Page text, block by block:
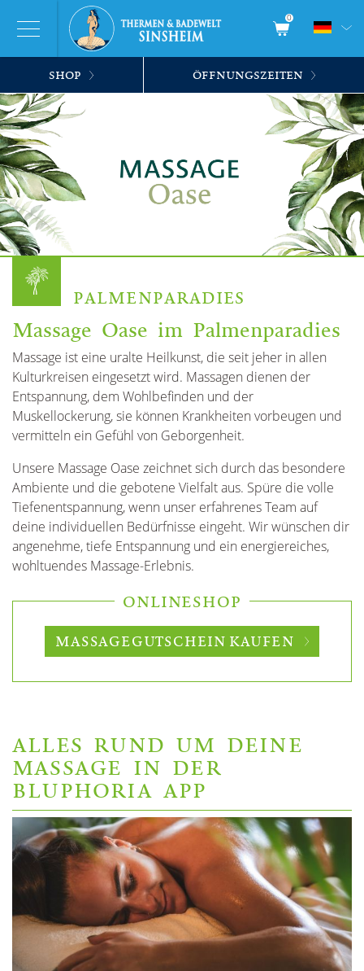
SHOP ÖFFNUNGSZEITEN
0
PALMENPARADIES
Massage Oase im Palmenparadies
Massage ist eine uralte Heilkunst, die seit jeher in allen
Kulturkreisen eingesetzt wird. Massagen dienen der
Entspannung, dem Wohlbefinden und der
Muskellockerung, sie können Krankheiten vorbeugen und
vermitteln ein Gefühl von Geborgenheit.
Unsere Massage Oase zeichnet sich durch das besondere
Ambiente und die gebotene Vielfalt aus. Spüre die volle
Tiefenentspannung, wenn unser erfahrenes Team auf
deine individuellen Bedürfnisse eingeht. Wir wünschen dir
angenehme, tiefe Entspannung und ein energiereiches,
wohltuendes Massage-Erlebnis.
ONLINESHOP
MASSAGEGUTSCHEIN KAUFEN
ALLES RUND UM DEINE
MASSAGE IN DER
BLUPHORIA APP